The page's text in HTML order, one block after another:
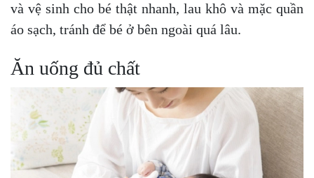
và vệ sinh cho bé thật nhanh, lau khô và mặc quần
áo sạch, tránh để bé ở bên ngoài quá lâu.
Ăn uống đủ chất